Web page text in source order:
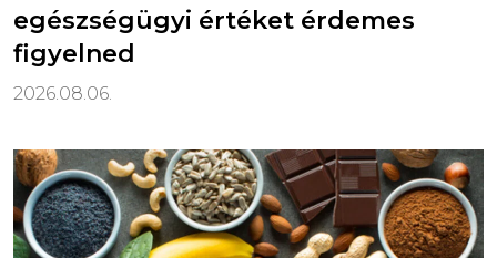
egészségügyi értéket érdemes
figyelned
2026.08.06.